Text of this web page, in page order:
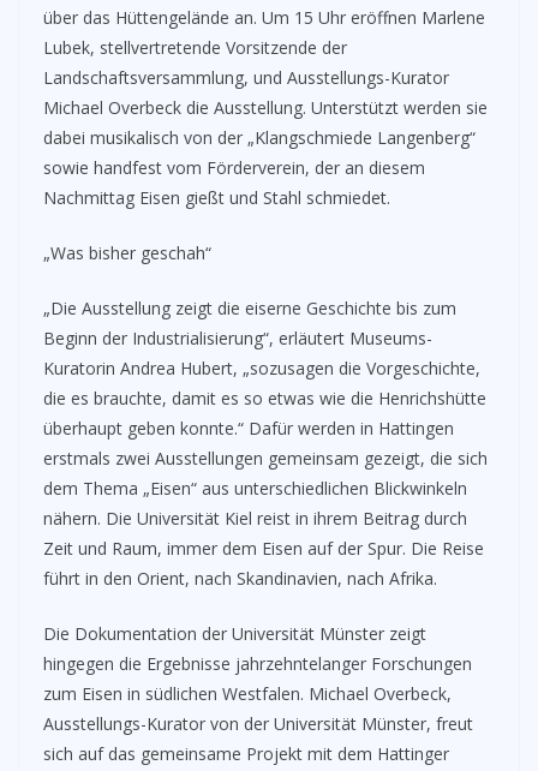
über das Hüttengelände an. Um 15 Uhr eröffnen Marlene
Lubek, stellvertretende Vorsitzende der
Landschaftsversammlung, und Ausstellungs-Kurator
Michael Overbeck die Ausstellung. Unterstützt werden sie
dabei musikalisch von der „Klangschmiede Langenberg“
sowie handfest vom Förderverein, der an diesem
Nachmittag Eisen gießt und Stahl schmiedet.
„Was bisher geschah“
„Die Ausstellung zeigt die eiserne Geschichte bis zum
Beginn der Industrialisierung“, erläutert Museums-
Kuratorin Andrea Hubert, „sozusagen die Vorgeschichte,
die es brauchte, damit es so etwas wie die Henrichshütte
überhaupt geben konnte.“ Dafür werden in Hattingen
erstmals zwei Ausstellungen gemeinsam gezeigt, die sich
dem Thema „Eisen“ aus unterschiedlichen Blickwinkeln
nähern. Die Universität Kiel reist in ihrem Beitrag durch
Zeit und Raum, immer dem Eisen auf der Spur. Die Reise
führt in den Orient, nach Skandinavien, nach Afrika.
Die Dokumentation der Universität Münster zeigt
hingegen die Ergebnisse jahrzehntelanger Forschungen
zum Eisen in südlichen Westfalen. Michael Overbeck,
Ausstellungs-Kurator von der Universität Münster, freut
sich auf das gemeinsame Projekt mit dem Hattinger